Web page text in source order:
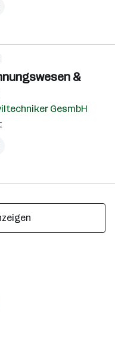
&
GesmbH